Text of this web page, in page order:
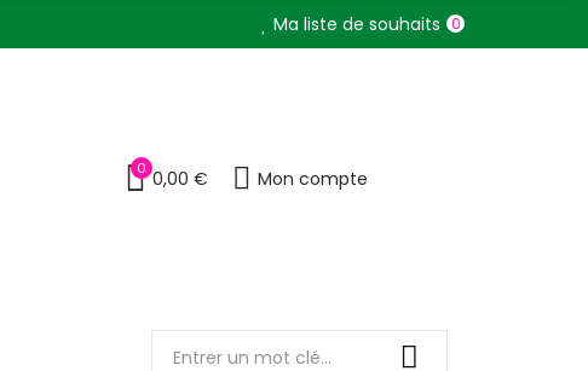
Ma liste de souhaits 0
0 0,00 € Mon compte